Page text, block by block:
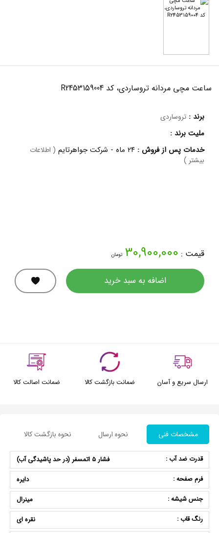
ساعت مچی مردانه تروساردی، کد R2453159004
برند : تروساردی
ملیت برند :
خدمات پس از فروش : ۲۴ ماه - شرکت جواهرتایم ( اطلاعات
بیشتر )
قیمت : 30,900,000 تومان
اضافه به سبد خرید
ارسال سریع و آسان ضمانت بازگشت کالا ضمانت اصالت کالا
مشخصات فنی نحوه ارسال نحوه بازگشت کالا
قدرت ضد آب :
فشار 5 اتمسفر (در حد پاشیدگی آب)
فرم صفحه :
دایره
جنس شیشه :
مینرال
رنگ قاب :
نقره ای